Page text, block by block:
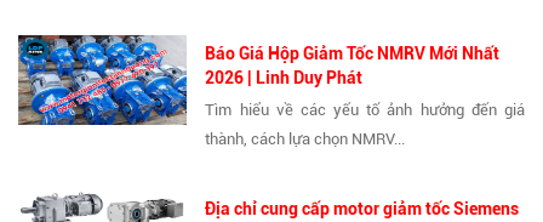
Báo Giá Hộp Giảm Tốc NMRV Mới Nhất
2026 | Linh Duy Phát
Tìm hiểu về các yếu tố ảnh hưởng đến giá
thành, cách lựa chọn NMRV...
Địa chỉ cung cấp motor giảm tốc Siemens